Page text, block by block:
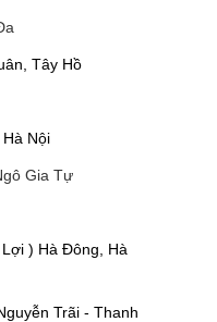
Tây Hồ
Nội
Gia Tự
) Hà Đông, Hà
Trãi - Thanh